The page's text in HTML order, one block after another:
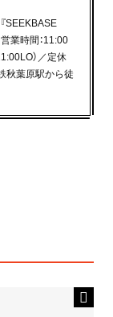
SEEKBASE
業時間：11:00
）／定休
秋葉原駅から徒